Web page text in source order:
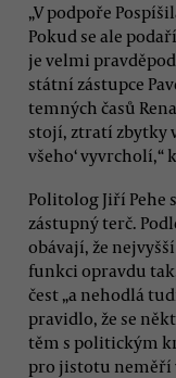
„V podpoře
Pokud se ale
je velmi
státní zástupce
temných časů
stojí, ztratí zbytky
všeho‘
Politolog Jiří Pehe
zástupný terč.
obávají, že
funkci opravdu
čest „a nehodlá
pravidlo, že se
těm s politickým
pro jistotu neměří